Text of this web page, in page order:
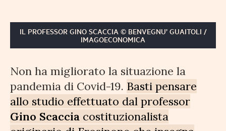
IL PROFESSOR GINO SCACCIA © BENVEGNU’ GUAITOLI /
IMAGOECONOMICA
Non ha migliorato la situazione la
pandemia di Covid-19. Basti pensare
allo studio effettuato dal professor
Gino Scaccia costituzionalista